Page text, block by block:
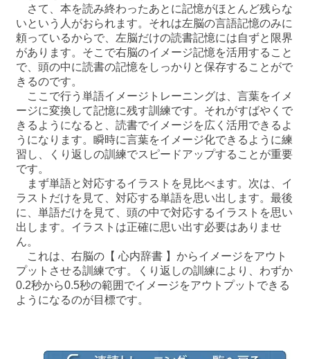
さて、本を読み終わったあとに記憶がほとんど残らな
いという人がおられます。それは左脳の言語記憶のみに
頼っているからで、左脳だけの読書記憶には自ずと限界
があります。そこで右脳のイメージ記憶を活用すること
で、頭の中に読書の記憶をしっかりと保存することがで
きるのです。
ここで行う単語イメージトレーニングは、言葉をイメ
ージに変換して記憶に残す訓練です。それがすばやくで
きるようになると、読書でイメージを広く活用できるよ
うになります。瞬時に言葉をイメージ化できるように練
習し、くり返しの訓練でスピードアップすることが重要
です。
まず単語と対応するイラストを見比べます。次は、イ
ラストだけを見て、対応する単語を思い出します。最後
に、単語だけを見て、頭の中で対応するイラストを思い
出します。イラストは正確に思い出す必要はありませ
ん。
これは、右脳の【 心内辞書 】からイメージをアウト
プットさせる訓練です。くり返しの訓練により、わずか
0.2秒から0.5秒の範囲でイメージをアウトプットできる
ようになるのが目標です。